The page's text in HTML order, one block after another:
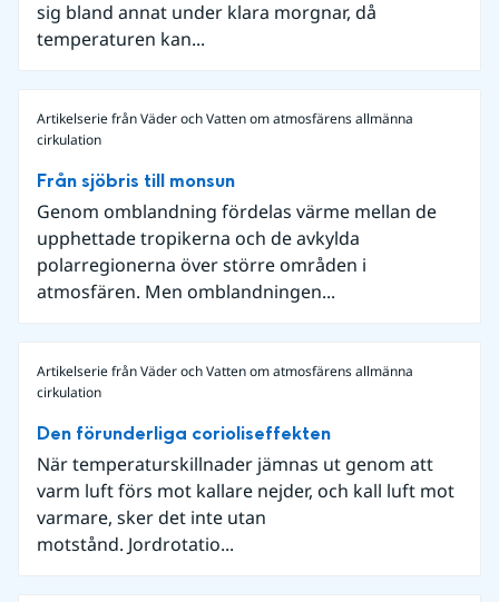
sig bland annat under klara morgnar, då
temperaturen kan...
Artikelserie från Väder och Vatten om atmosfärens allmänna
cirkulation
Från sjöbris till monsun
Genom omblandning fördelas värme mellan de
upphettade tropikerna och de avkylda
polarregionerna över större områden i
atmosfären. Men omblandningen...
Artikelserie från Väder och Vatten om atmosfärens allmänna
cirkulation
Den förunderliga corioliseffekten
När temperaturskillnader jämnas ut genom att
varm luft förs mot kallare nejder, och kall luft mot
varmare, sker det inte utan
motstånd. Jordrotatio...